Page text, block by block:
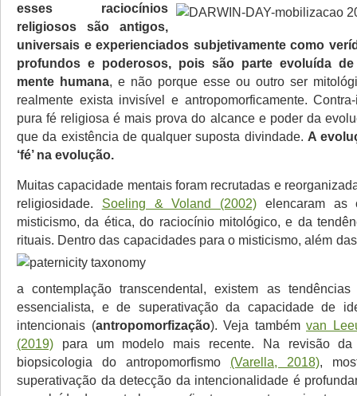
esses raciocínios
religiosos são antigos,
universais e experienciados subjetivamente como
profundos e poderosos, pois são parte evoluída
mente humana, e não porque esse ou outro ser
realmente exista invisível e antropomorficamente.
pura fé religiosa é mais prova do alcance e poder da
que da existência de qualquer suposta divindade. A
‘fé’ na evolução.
Muitas capacidade mentais foram recrutadas e
religiosidade. Soeling & Voland (2002) elencaram as
misticismo, da ética, do raciocínio mitológico, e da
rituais. Dentro das capacidades para o misticismo, além
a contemplação transcendental, existem as tendências
essencialista, e de superativação da capacidade de
intencionais (antropomorfização). Veja também van
(2019) para um modelo mais recente. Na revisão da
biopsicologia do antropomorfismo (Varella, 2018),
superativação da detecção da intencionalidade é